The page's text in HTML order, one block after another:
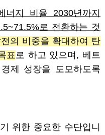
너지 비율 2030년까지
로 전환하는 것
의 비중을 확대하여 탄
표 로 하고 있으며, 베트
제 성장을 도모하도록
위한 중요한 수단입니